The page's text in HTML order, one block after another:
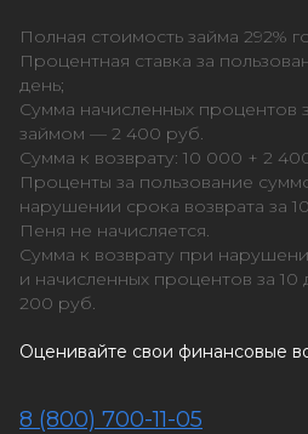
Полная стоимость займа 292%
Процентная ставка за
день;
Сумма начисленных процентов
займом — 2 400 руб.
Сумма к возврату: 10 000 + 2
Проценты за пользование
нарушении срока возврата за
Пеня не начисляется.
Сумма к возврату при
и начисленных процентов за 10
200 руб.
Оценивайте свои финансовые
8 (800) 700-11-05